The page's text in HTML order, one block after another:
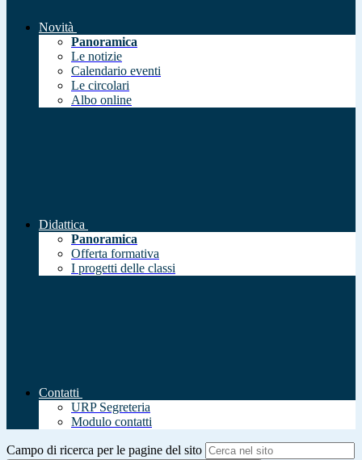
Novità
Panoramica
Le notizie
Calendario eventi
Le circolari
Albo online
Didattica
Panoramica
Offerta formativa
I progetti delle classi
Contatti
URP Segreteria
Modulo contatti
Campo di ricerca per le pagine del sito